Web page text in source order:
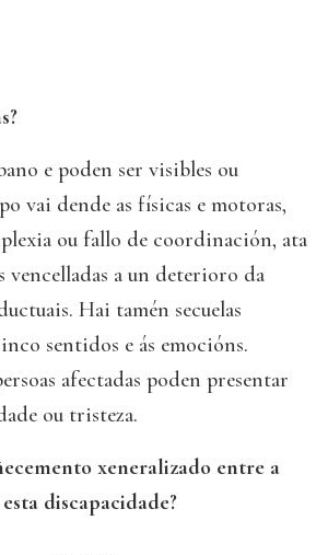
e poden ser visibles ou
vai dende as físicas e motoras,
ou fallo de coordinación, ata
vencelladas a un deterioro da
Hai tamén secuelas
sentidos e ás emocións.
afectadas poden presentar
ou tristeza.
xeneralizado entre a
discapacidade?